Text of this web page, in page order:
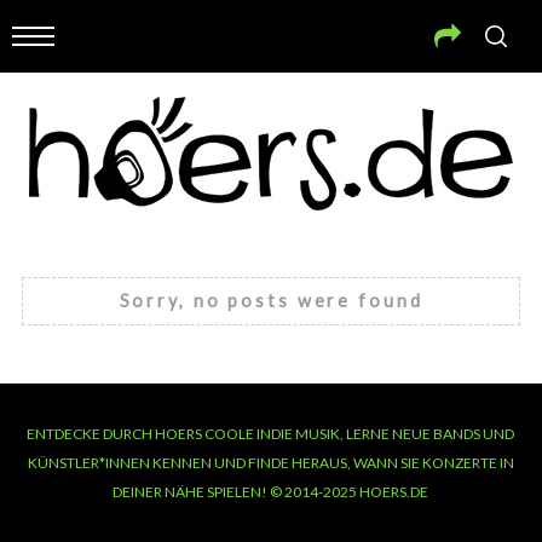
Sorry, no posts were found
ENTDECKE DURCH HOERS COOLE INDIE MUSIK, LERNE NEUE BANDS UND
KÜNSTLER*INNEN KENNEN UND FINDE HERAUS, WANN SIE KONZERTE IN
DEINER NÄHE SPIELEN! © 2014-2025 HOERS.DE